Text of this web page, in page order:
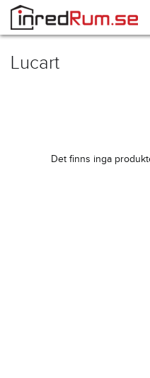
Lucart
Det finns inga